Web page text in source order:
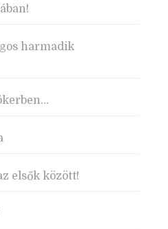
harmadik
elsők között!